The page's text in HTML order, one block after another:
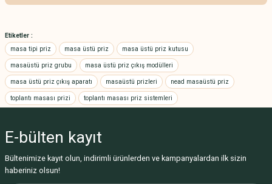
iletebilirsiniz.
Ürün resmi kalitesiz, bozuk veya görüntülenemiyor.
Ürün açıklamasında eksik bilgiler bulunuyor.
Ürün bilgilerinde hatalar bulunuyor.
Ürün fiyatı diğer sitelerden daha pahalı.
A... A... | 27/12/2024
Güvenilir ve profesyonel
firma
Aldığım malzemelerin
tamamından memnunum
kaliteli ve fiyatları uygun
Etiketler :
masa tipi priz
masa üstü priz masa üstü priz kutusu
masaüstü priz grubu masa üstü priz çıkış modülleri
masa üstü priz çıkış aparatı masaüstü prizleri nead masaüstü priz
toplantı masası prizi toplantı masası priz sistemleri
E-bülten kayıt
Bültenimize kayıt olun, indirimli ürünlerden ve kampanyalardan ilk sizin
haberiniz olsun!